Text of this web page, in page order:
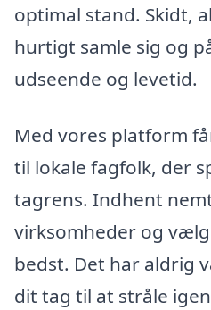
optimal stand. Skidt,
hurtigt samle sig og
udseende og levetid.
Med vores platform
til lokale fagfolk, der
tagrens. Indhent
virksomheder og
bedst. Det har aldrig
dit tag til at stråle